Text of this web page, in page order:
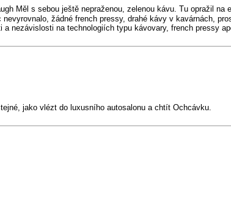
Měl s sebou ještě nepraženou, zelenou kávu. Tu opražil na
žádné french pressy, drahé kávy v kavárnách,
nezávislosti na technologiích typu kávovary, french pressy
jako vlézt do luxusního autosalonu a chtít Ochcávku.